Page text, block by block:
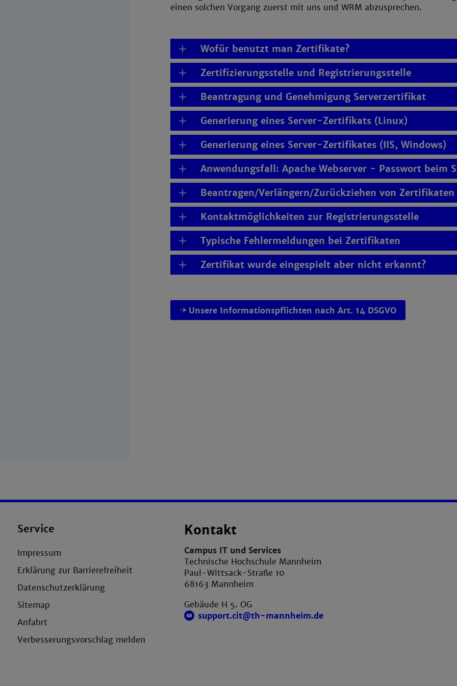
einen solchen Vorgang zuerst mit uns und WRM abzusprechen.
Wofür benutzt man Zertifikate?
Zertifizierungsstelle und Registrierungsstelle
Beantragung und Genehmigung Serverzertifikat
Generierung eines Server-Zertifikats (Linux)
Generierung eines Server-Zertifikates (IIS, Windows)
Anwendungsfall: Apache Webserver - Passwort beim
Beantragen/Verlängern/Zurückziehen von Zertifikaten
Kontaktmöglichkeiten zur Registrierungsstelle
Typische Fehlermeldungen bei Zertifikaten
Zertifikat wurde eingespielt aber nicht erkannt?
Unsere Informationspflichten nach Art. 14 DSGVO
Service
Impressum
Erklärung zur Barrierefreiheit
Datenschutzerklärung
Sitemap
Anfahrt
Verbesserungsvorschlag melden
Kontakt
Campus IT und Services
Technische Hochschule Mannheim
Paul-Wittsack-Straße 10
68163 Mannheim
Gebäude H 5. OG
support.cit@th-mannheim.de